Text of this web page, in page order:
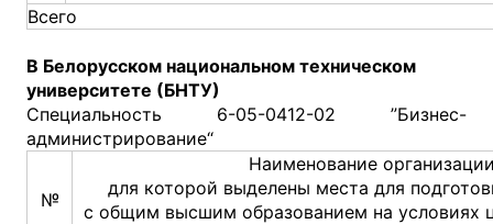
Всего
В Белорусском национальном техническом
университете (БНТУ)
Специальность 6-05-0412-02 ”Бизнес-
администрирование“
№
Наименование
для которой выделены места для
с общим высшим образованием на условиях